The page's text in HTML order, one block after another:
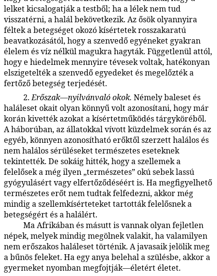
lelket kicsalogatják a testből; ha a lélek nem tud
visszatérni, a halál bekövetkezik. Az ősök olyannyira
féltek a betegséget okozó kísértetek rosszakaratú
beavatkozásától, hogy a szenvedő egyéneket gyakran
élelem és víz nélkül magukra hagyták. Függetlenül attól,
hogy e hiedelmek mennyire tévesek voltak, hatékonyan
elszigetelték a szenvedő egyedeket és megelőzték a
fertőző betegség terjedését.
2.Erőszak—nyilvánvaló okok. Némely baleset és
haláleset okait olyan könnyű volt azonosítani, hogy már
korán kivették azokat a kísértetműködés tárgyköréből.
A háborúban, az állatokkal vívott küzdelmek során és az
egyéb, könnyen azonosítható erőktől szerzett halálos és
nem halálos sérüléseket természetes eseteknek
tekintették. De sokáig hitték, hogy a szellemek a
felelősek a még ilyen „természetes” okú sebek lassú
gyógyulásért vagy elfertőződéséért is. Ha megfigyelhető
természetes erőt nem tudtak felfedezni, akkor még
mindig a szellemkísérteteket tartották felelősnek a
betegségért és a halálért.
Ma Afrikában és másutt is vannak olyan fejletlen
népek, melyek mindig megölnek valakit, ha valamilyen
nem erőszakos haláleset történik. A javasaik jelölik meg
a bűnös feleket. Ha egy anya belehal a szülésbe, akkor a
gyermeket nyomban megfojtják—életért életet.